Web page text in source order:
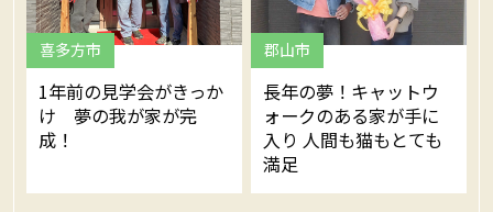
喜多方市
1年前の見学会がきっか
け 夢の我が家が完
成！
郡山市
長年の夢！キャットウ
ォークのある家が手に
入り 人間も猫もとても
満足